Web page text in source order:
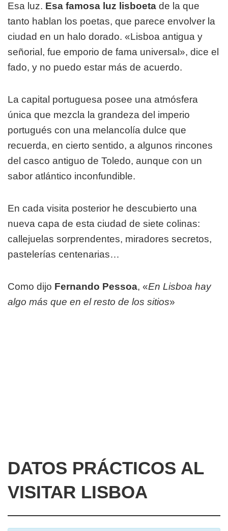
Esa luz. Esa famosa luz lisboeta de la que
tanto hablan los poetas, que parece envolver la
ciudad en un halo dorado. «Lisboa antigua y
señorial, fue emporio de fama universal», dice el
fado, y no puedo estar más de acuerdo.
La capital portuguesa posee una atmósfera
única que mezcla la grandeza del imperio
portugués con una melancolía dulce que
recuerda, en cierto sentido, a algunos rincones
del casco antiguo de Toledo, aunque con un
sabor atlántico inconfundible.
En cada visita posterior he descubierto una
nueva capa de esta ciudad de siete colinas:
callejuelas sorprendentes, miradores secretos,
pastelerías centenarias…
Como dijo Fernando Pessoa, «En Lisboa hay
algo más que en el resto de los sitios»
DATOS PRÁCTICOS AL
VISITAR LISBOA